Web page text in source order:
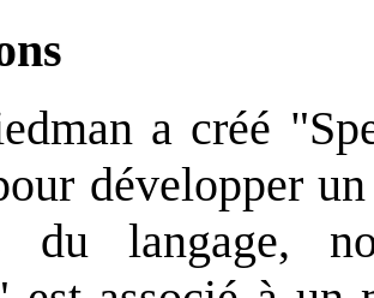
a créé
développer
du langage,